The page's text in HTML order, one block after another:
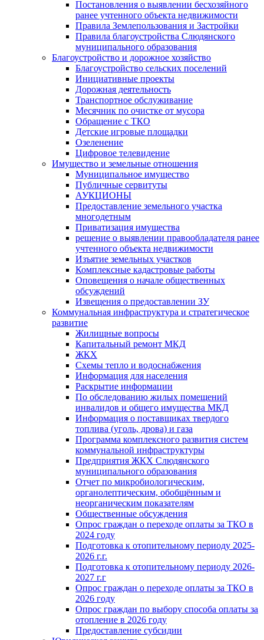
Постановления о выявлении бесхозяйного
ранее учтенного объекта недвижимости
Правила Землепользования и Застройки
Правила благоустройства Слюдянского
муниципального образования
Благоустройство и дорожное хозяйство
Благоустройство сельских поселений
Инициативные проекты
Дорожная деятельность
Транспортное обслуживание
Месячник по очистке от мусора
Обращение с ТКО
Детские игровые площадки
Озеленение
Цифровое телевидение
Имущество и земельные отношения
Муниципальное имущество
Публичные сервитуты
АУКЦИОНЫ
Предоставление земельного участка
многодетным
Приватизация имущества
решение о выявлении правообладателя ранее
учтенного объекта недвижимости
Изъятие земельных участков
Комплексные кадастровые работы
Оповещения о начале общественных
обсуждений
Извещения о предоставлении ЗУ
Коммунальная инфраструктура и стратегическое
развитие
Жилищные вопросы
Капитальный ремонт МКД
ЖКХ
Схемы тепло и водоснабжения
Информация для населения
Раскрытие информации
По обследованию жилых помещений
инвалидов и общего имущества МКД
Информация о поставщиках твердого
топлива (уголь, дрова) и газа
Программа комплексного развития систем
коммунальной инфраструктуры
Предприятия ЖКХ Слюдянского
муниципального образования
Отчет по микробиологическим,
органолептическим, обобщённым и
неорганическим показателям
Общественные обсуждения
Опрос граждан о переходе оплаты за ТКО в
2024 году
Подготовка к отопительному периоду 2025-
2026 г.г.
Подготовка к отопительному периоду 2026-
2027 г.г
Опрос граждан о переходе оплаты за ТКО в
2026 году
Опрос граждан по выбору способа оплаты за
отопление в 2026 году
Предоставление субсидии